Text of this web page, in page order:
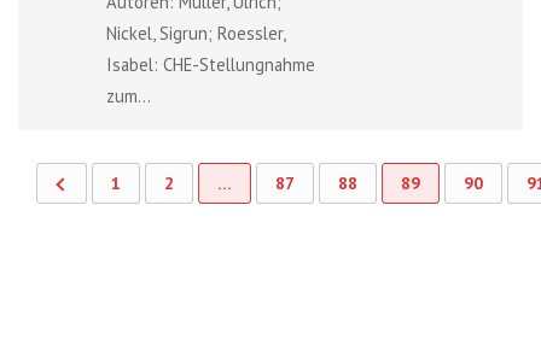
Nickel, Sigrun; Roessler,
Isabel: CHE-Stellungnahme
zum...
1 2 … 87 88 89 90